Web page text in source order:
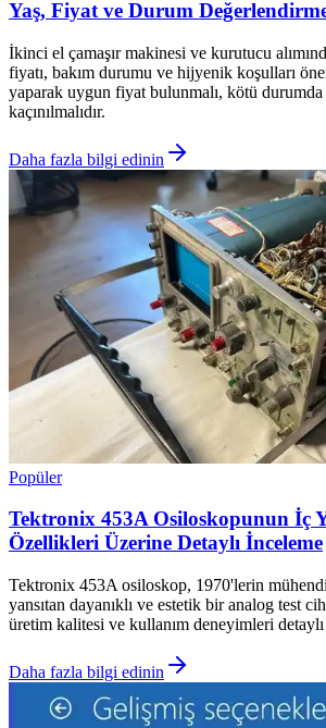
Yaş, Fiyat ve Durum
İkinci el çamaşır makinesi ve kurutucu
fiyatı, bakım durumu ve hijyenik koşulları
yaparak uygun fiyat bulunmalı, kötü
kaçınılmalıdır.
Daha fazla bilgi edinin
Popüler
Tektronix 453A Osiloskopunun İç
Özellikleri Üzerine Detaylı İnceleme
Tektronix 453A osiloskop, 1970'lerin
yansıtan dayanıklı ve estetik bir analog test
üretim kalitesi ve kullanım deneyimleri
Daha fazla bilgi edinin